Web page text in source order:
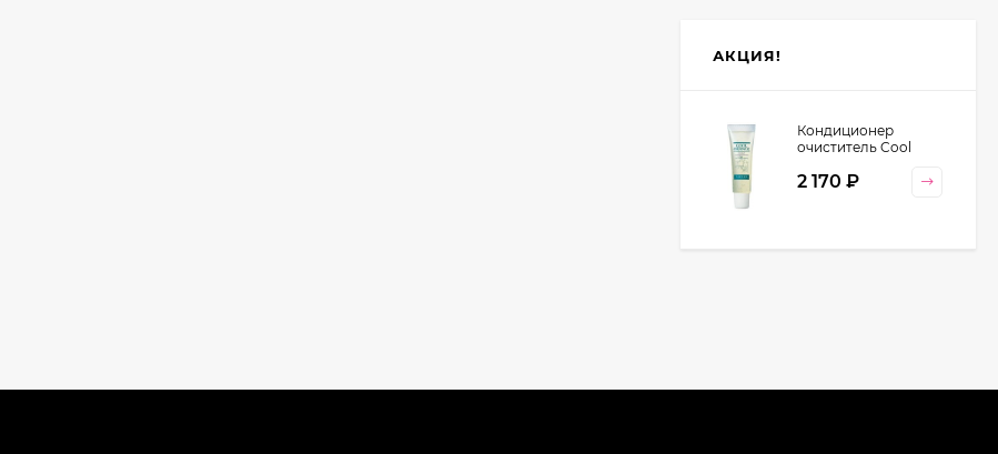
АКЦИЯ!
Кондиционер
очиститель Cool
Cosmetics, 130 гр
2 170 ₽